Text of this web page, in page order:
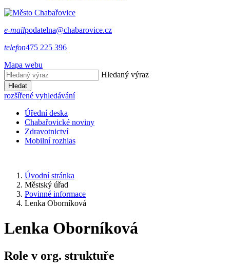
e-mailpodatelna@chabarovice.cz
telefon475 225 396
Mapa webu
Hledaný výraz
Hledat
rozšířené vyhledávání
Úřední deska
Chabařovické noviny
Zdravotnictví
Mobilní rozhlas
Úvodní stránka
Městský úřad
Povinné informace
Lenka Oborníková
Lenka Oborníková
Role v org. struktuře